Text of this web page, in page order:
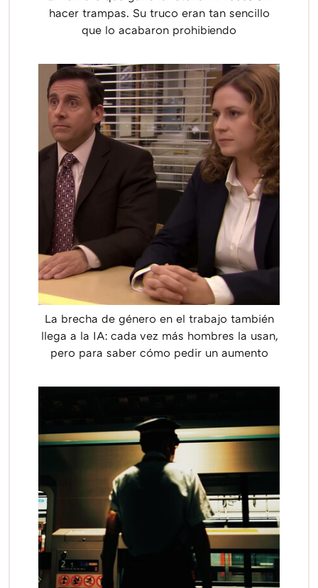
hacer trampas. Su truco eran tan sencillo
que lo acabaron prohibiendo
La brecha de género en el trabajo también
llega a la IA: cada vez más hombres la usan,
pero para saber cómo pedir un aumento